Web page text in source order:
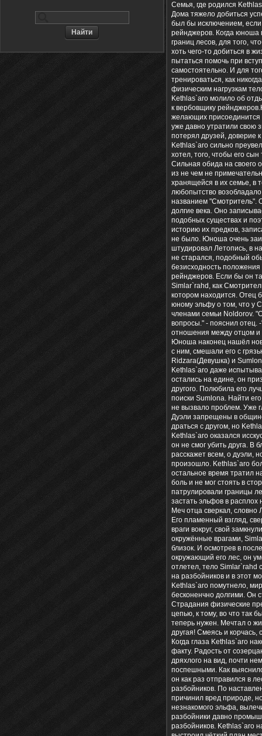
Семья, где родился
Дома тяжело добиться
был бы исключением, если
рейнджеров. Когда юноша
границ лесов, для того,
хоть чего-то добиться в
пытаться помочь при
самостоятельно. И для
тренироваться, как
физическим нагрузкам
Kethlas`aro молило об
к вербовщику
желающих присоединится
уже давно утратили свою
потерял друзей, доверие
Kethlas`aro сильно
хотел, того, чтобы его
Сильная обида на своего
из не чем не
хранящейся в их семье, в
любопытство
названием "Смотритель".
долгие века. Оно
подобных существах и
историю их предков,
не было. Юноша очень
штудировал Летопись, в
не старался, подобный
безисходность
рейнджеров. Если бы он
Simlar`rahd, как
котором находится. Отец
юному эльфу о том, что у
членами семьи Noldorov.
вопросы." - пояснил отец.
отношения между отцом и
Юноша наконец нашёл
с ним, смешали его с
Ridzara(Девушка) и
Kethlas`aro даже
остались на едине, он
другого. Полюбила его
поиски Sumlona. Найти
не вызвало проблем. Уже
Дуэли запрещены в
драться с другом, но
Kethlas`aro оказался
он не смог убить друга. В
расскажет всем, о дуэли,
произошло. Kethlas`aro
остальное время тратил
боль и не мог стоять в
патрулировали границы
застать эльфов в
Меч отца сверкал, словно
Его пламенный взгляд,
враги вокруг, свой
окружённые врагами,
близок. И осмотрев в
окружающий его лес, он
отлетел, тело Simlar`rahd
на разбойников и в этот
Kethlas`aro помутнело,
бесконенчно долгими. Он
Страдания физические
цепью, к тому, во что так
теперь нужен. Мечтал о
другая! Смеясь и корчась,
Когда глаза Kethlas`aro
факту. Радость от
дряхлого на вид, почти
поспешными. Как
он как раз отправился в
разбойников. По
причинил вред природе,
незнакомого эльфа,
разбойники давно
разбойников. Kethlas`aro